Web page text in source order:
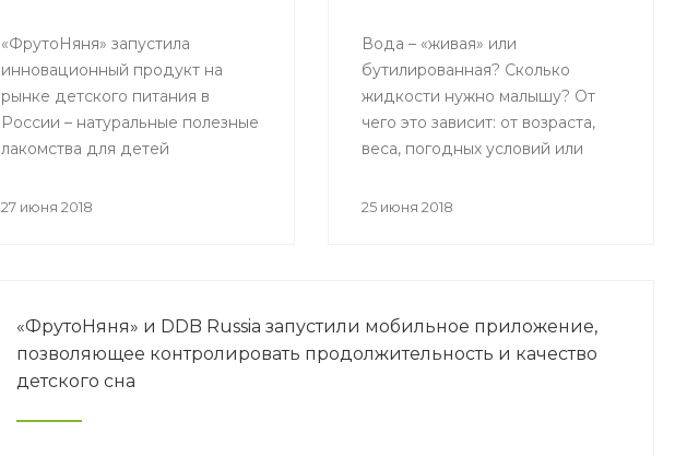
«ФрутоНяня» запустила
инновационный продукт на
рынке детского питания в
России – натуральные полезные
лакомства для детей
27 июня 2018
Вода – «живая» или
бутилированная? Сколько
жидкости нужно малышу? От
чего это зависит: от возраста,
веса, погодных условий или
какие показатели обратить
получили на пресс-
мероприятии «Вода в рационе
25 июня 2018
«ФрутоНяня» и DDB Russia запустили мобильное приложение,
позволяющее контролировать продолжительность и качество
детского сна